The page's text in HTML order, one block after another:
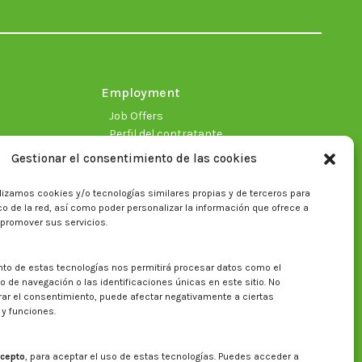
Gestionar el consentimiento de las cookies
cookies y/o tecnologías similares propias y de terceros para
de la red, así como poder personalizar la información que ofrece a
sus servicios.
de estas tecnologías nos permitirá procesar datos como el
de navegación o las identificaciones únicas en este sitio. No
el consentimiento, puede afectar negativamente a ciertas
funciones.
, para aceptar el uso de estas tecnologías. Puedes acceder a
new new new new new new
Employment
Job Offers
Perfil del contratante
Search on CITA website
Search: